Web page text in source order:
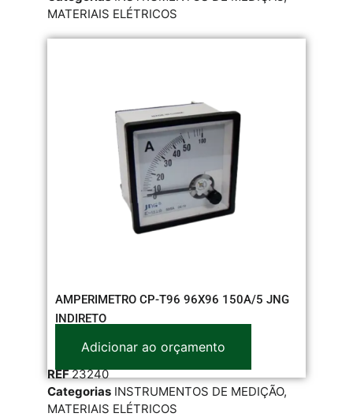
MATERIAIS ELÉTRICOS
AMPERIMETRO CP-T96 96X96 150A/5 JNG
INDIRETO
Adicionar ao orçamento
REF23240
Categorias INSTRUMENTOS DE MEDIÇÃO,
MATERIAIS ELÉTRICOS